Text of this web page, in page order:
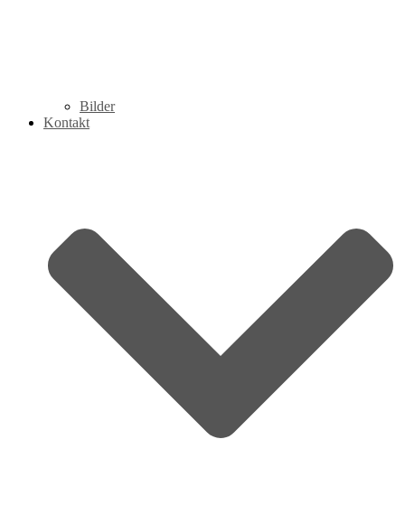
Bilder
Kontakt